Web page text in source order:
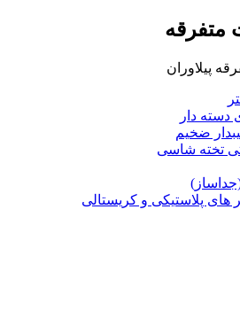
متفرقه
پیلاوران
دسته دار
ضخیم
تخته شاسی
(جداساز)
های پلاستیکی و کریستالی